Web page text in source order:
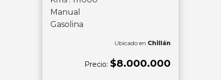
Manual
Gasolina
Ubicado en Chillán
Precio: $8.000.000